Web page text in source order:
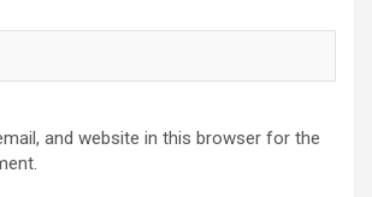
and website in this browser for the